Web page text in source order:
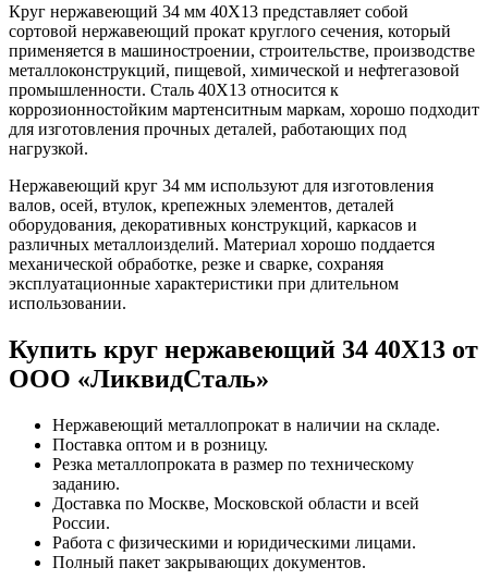
Круг нержавеющий 34 мм 40Х13 представляет собой
сортовой нержавеющий прокат круглого сечения, который
применяется в машиностроении, строительстве, производстве
металлоконструкций, пищевой, химической и нефтегазовой
промышленности. Сталь 40Х13 относится к
коррозионностойким мартенситным маркам, хорошо подходит
для изготовления прочных деталей, работающих под
нагрузкой.
Нержавеющий круг 34 мм используют для изготовления
валов, осей, втулок, крепежных элементов, деталей
оборудования, декоративных конструкций, каркасов и
различных металлоизделий. Материал хорошо поддается
механической обработке, резке и сварке, сохраняя
эксплуатационные характеристики при длительном
использовании.
Купить круг нержавеющий 34 40Х13 от
ООО «ЛиквидСталь»
Нержавеющий металлопрокат в наличии на складе.
Поставка оптом и в розницу.
Резка металлопроката в размер по техническому
заданию.
Доставка по Москве, Московской области и всей
России.
Работа с физическими и юридическими лицами.
Полный пакет закрывающих документов.